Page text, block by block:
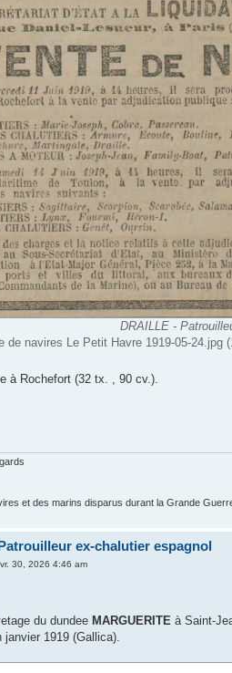
DRAILLE -
de navires Le Petit Havre 1919-05-24.jpg
à Rochefort (32 tx. , 90 cv.).
et des marins disparus durant la Grande
ex-chalutier espagnol
30, 2026 4:46 am
du dundee MARGUERITE à Saint-
janvier 1919 (Gallica).